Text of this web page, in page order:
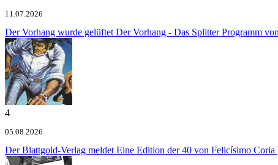
11.07.2026
Der Vorhang wurde gelüftetDer Vorhang - Das Splitter Programm
4
05.08.2026
Der Blattgold-Verlag meldet Eine Edition der 40 von Felicísimo